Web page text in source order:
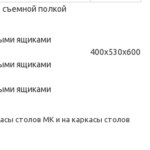
съемной полкой
400х530х600
ящиками
ящиками
ящиками
столов МК и на каркасы столов